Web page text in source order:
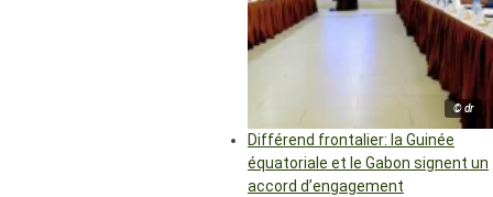
© dr
Différend frontalier: la Guinée
équatoriale et le Gabon signent un
accord d’engagement